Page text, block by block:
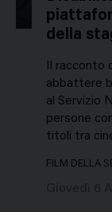
della
Il racconto
abbattere
al Servizio
persone
titoli tra
FILM DELLA